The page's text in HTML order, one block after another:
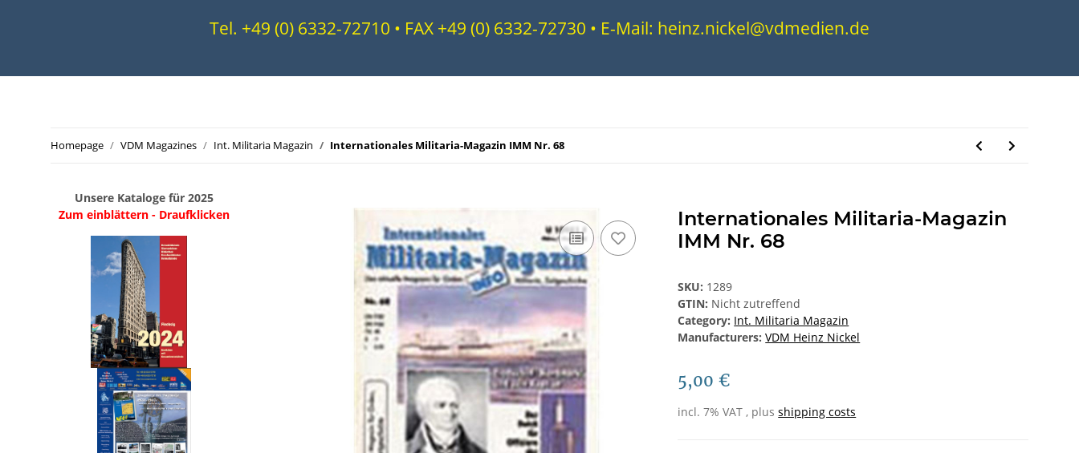
Tel. +49 (0) 6332-72710 • FAX +49 (0) 6332-72730 • E-Mail: heinz.nickel@vdmedien.de
Homepage VDM Magazines Int. Militaria Magazin Internationales Militaria-Magazin IMM Nr. 68
Internationales Militaria-Magazin
IMM Nr. 68
SKU: 1289
GTIN: Nicht zutreffend
Category: Int. Militaria Magazin
Manufacturers: VDM Heinz Nickel
5,00 €
incl. 7% VAT , plusshipping costs
Unsere Kataloge für 2025
Zum einblättern - Draufklicken